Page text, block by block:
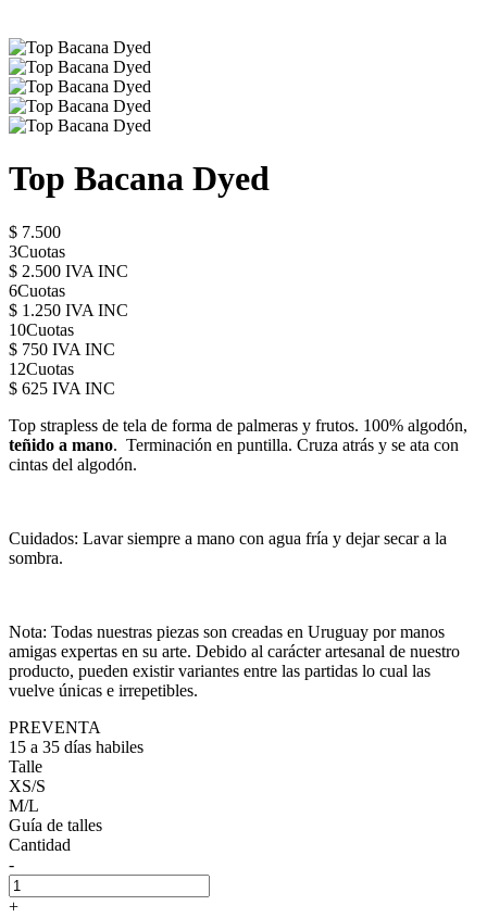
Top Bacana Dyed
$ 7.500
3Cuotas
$ 2.500 IVA INC
6Cuotas
$ 1.250 IVA INC
10Cuotas
$ 750 IVA INC
12Cuotas
$ 625 IVA INC
Top strapless de tela de forma de palmeras y frutos. 100% algodón,
teñido a mano. Terminación en puntilla. Cruza atrás y se ata con
cintas del algodón.
Cuidados: Lavar siempre a mano con agua fría y dejar secar a la
sombra.
Nota: Todas nuestras piezas son creadas en Uruguay por manos
amigas expertas en su arte. Debido al carácter artesanal de nuestro
producto, pueden existir variantes entre las partidas lo cual las
vuelve únicas e irrepetibles.
PREVENTA
15 a 35 días habiles
Talle
XS/S
M/L
Guía de talles
Cantidad
-
+